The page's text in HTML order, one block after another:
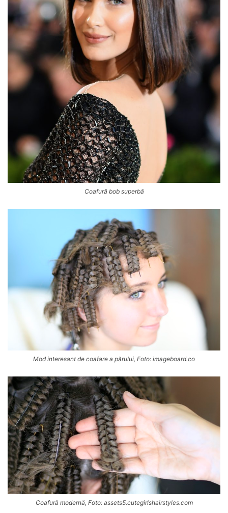
Coafură bob superbă
Mod interesant de coafare a părului, Foto: imageboard.co
Coafură modernă, Foto: assets5.cutegirlshairstyles.com